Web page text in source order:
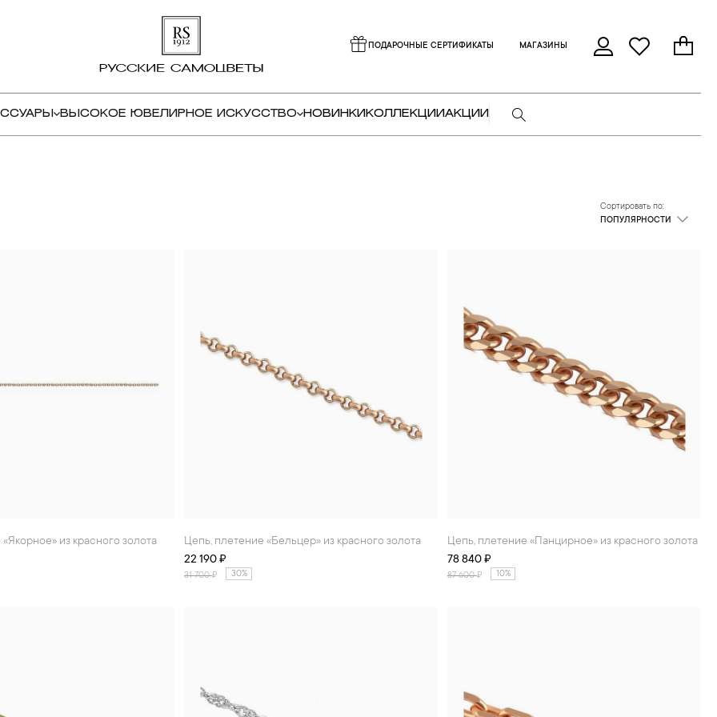
ПОДАРОЧНЫЕ СЕРТИФИКАТЫ МАГАЗИНЫ
ВЫСОКОЕ ЮВЕЛИРНОЕ ИСКУССТВО НОВИНКИ КОЛЛЕКЦИИАКЦИИ
Сортировать по:
ПОПУЛЯРНОСТИ
«Якорное» из красного золота
Цепь, плетение «Бельцер» из красного золота
22 190 ₽
31 700₽ 30%
Цепь, плетение «Панцирное» из красного золота
78 840 ₽
87 600₽ 10%